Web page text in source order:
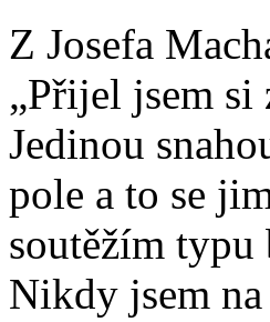
Z Josefa
„Přijel jsem si
Jedinou
pole a to se
soutěžím
Nikdy jsem